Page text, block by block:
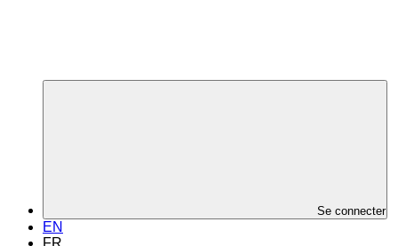
Se connecter
EN
FR